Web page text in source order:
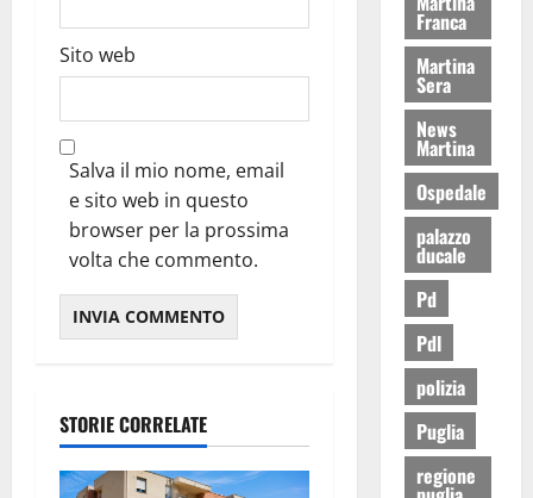
Sito web
Salva il mio nome, email
e sito web in questo
browser per la prossima
volta che commento.
STORIE CORRELATE
Franca
Martina
Sera
News
Martina
Ospedale
palazzo
ducale
Pd
Pdl
polizia
Puglia
regione